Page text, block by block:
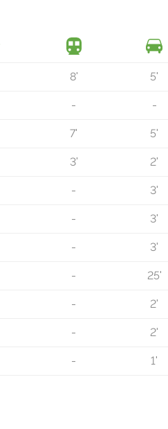
8' 5'
- -
7' 5'
3' 2'
- 3'
- 3'
- 3'
- 25'
- 2'
- 2'
- 1'